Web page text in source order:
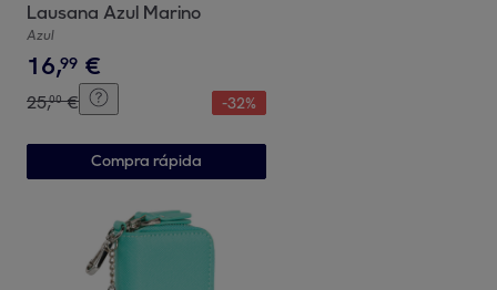
Lausana Azul Marino
Azul
16,99 €
25,00 € -32%
Compra rápida